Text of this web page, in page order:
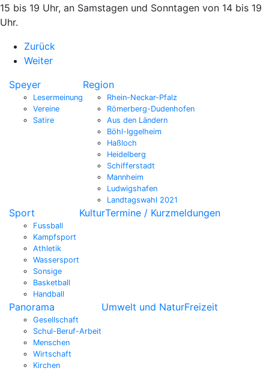
15 bis 19 Uhr, an Samstagen und Sonntagen von 14 bis 19
Uhr.
Zurück
Weiter
Speyer
Lesermeinung
Vereine
Satire
Region
Rhein-Neckar-Pfalz
Römerberg-Dudenhofen
Aus den Ländern
Böhl-Iggelheim
Haßloch
Heidelberg
Schifferstadt
Mannheim
Ludwigshafen
Landtagswahl 2021
Sport
Fussball
Kampfsport
Athletik
Wassersport
Sonsige
Basketball
Handball
KulturTermine / Kurzmeldungen
Panorama
Gesellschaft
Schul-Beruf-Arbeit
Menschen
Wirtschaft
Kirchen
Umwelt und NaturFreizeit